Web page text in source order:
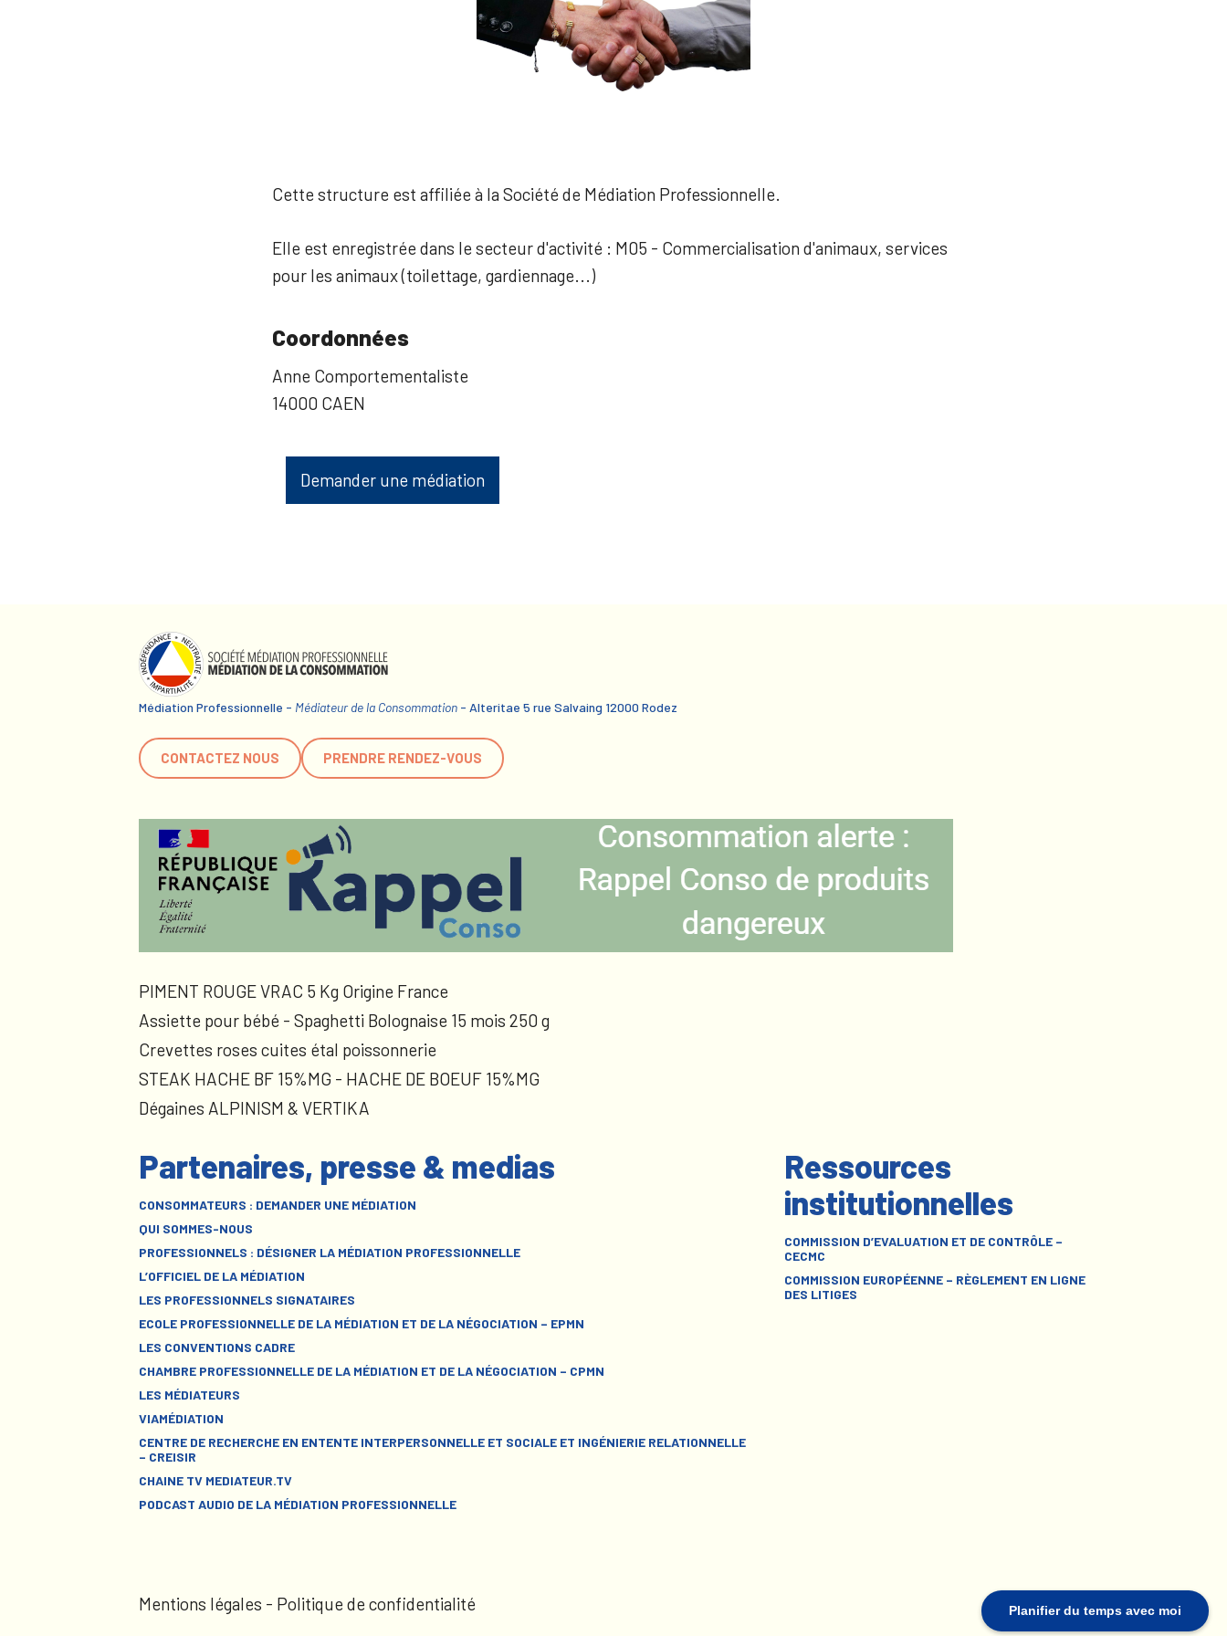
Planifier du temps avec moi
Cette structure est affiliée à la Société de Médiation Professionnelle.
Elle est enregistrée dans le secteur d'activité : M05 - Commercialisation d'animaux, services
pour les animaux (toilettage, gardiennage...)
Coordonnées
Anne Comportementaliste
14000 CAEN
Demander une médiation
Médiation Professionnelle - Médiateur de la Consommation - Alteritae 5 rue Salvaing 12000 Rodez
CONTACTEZ NOUS PRENDRE RENDEZ-VOUS
PIMENT ROUGE VRAC 5 Kg Origine France
Assiette pour bébé - Spaghetti Bolognaise 15 mois 250 g
Crevettes roses cuites étal poissonnerie
STEAK HACHE BF 15%MG - HACHE DE BOEUF 15%MG
Dégaines ALPINISM & VERTIKA
Partenaires, presse & medias
CONSOMMATEURS : DEMANDER UNE MÉDIATION
QUI SOMMES-NOUS
PROFESSIONNELS : DÉSIGNER LA MÉDIATION PROFESSIONNELLE
L’OFFICIEL DE LA MÉDIATION
LES PROFESSIONNELS SIGNATAIRES
ECOLE PROFESSIONNELLE DE LA MÉDIATION ET DE LA NÉGOCIATION – EPMN
LES CONVENTIONS CADRE
CHAMBRE PROFESSIONNELLE DE LA MÉDIATION ET DE LA NÉGOCIATION – CPMN
LES MÉDIATEURS
VIAMÉDIATION
CENTRE DE RECHERCHE EN ENTENTE INTERPERSONNELLE ET SOCIALE ET INGÉNIERIE RELATIONNELLE
– CREISIR
CHAINE TV MEDIATEUR.TV
PODCAST AUDIO DE LA MÉDIATION PROFESSIONNELLE
Ressources
institutionnelles
COMMISSION D’EVALUATION ET DE CONTRÔLE –
CECMC
COMMISSION EUROPÉENNE – RÈGLEMENT EN LIGNE
DES LITIGES
Mentions légales - Politique de confidentialité